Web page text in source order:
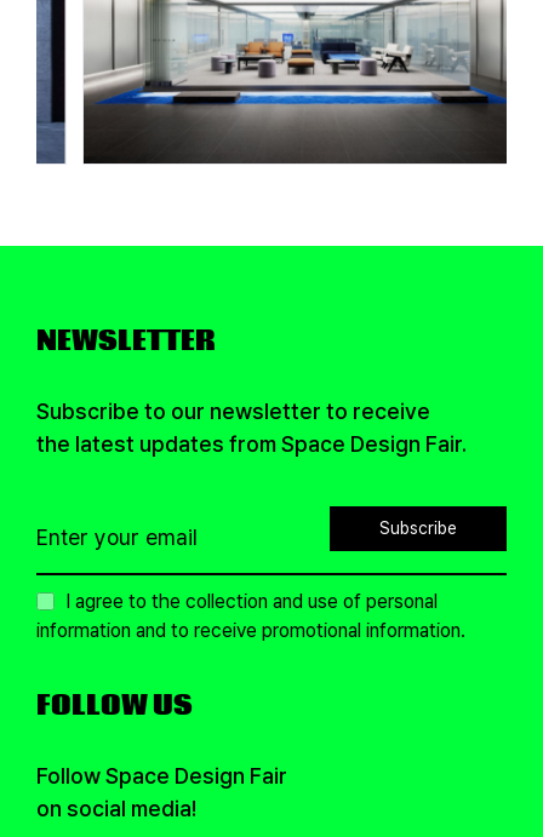
NEWSLETTER
Subscribe to our newsletter to receive
the latest updates from Space Design Fair.
Subscribe
I agree to the collection and use of personal
information and to receive promotional information.
FOLLOW US
Follow Space Design Fair
on social media!